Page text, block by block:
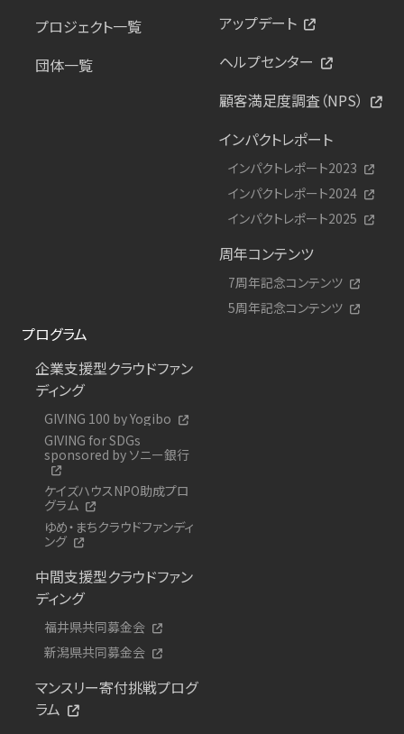
プロジェクト一覧
団体一覧
アップデート
ヘルプセンター
顧客満足度調査（NPS）
インパクトレポート
インパクトレポート2023
インパクトレポート2024
インパクトレポート2025
周年コンテンツ
7周年記念コンテンツ
5周年記念コンテンツ
プログラム
企業支援型クラウドファン
ディング
GIVING 100 by Yogibo
GIVING for SDGs
sponsored by ソニー銀行
ケイズハウスNPO助成プロ
グラム
ゆめ・まちクラウドファンディ
ング
中間支援型クラウドファン
ディング
福井県共同募金会
新潟県共同募金会
マンスリー寄付挑戦プログ
ラム